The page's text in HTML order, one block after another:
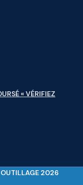
« VÉRIFIEZ
2026